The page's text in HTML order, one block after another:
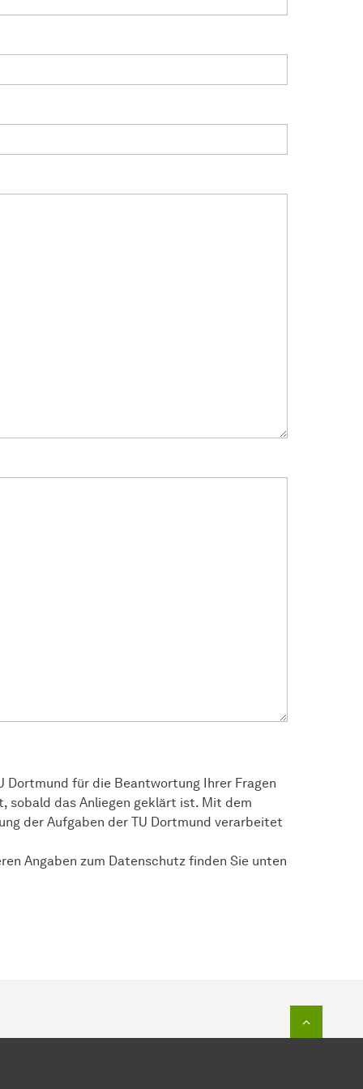
Dortmund für die Beantwortung Ihrer Fragen
sobald das Anliegen geklärt ist. Mit dem
der Aufgaben der TU Dortmund verarbeitet
Angaben zum Datenschutz finden Sie unten